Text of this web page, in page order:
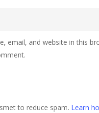
email, and website in this
to reduce spam. Learn